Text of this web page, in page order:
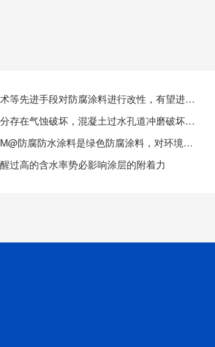
通过纳米技术等先进手段对防腐涂料进行改性，有望进一步提高其性能
池内水下部分存在气蚀破坏，混凝土过水孔道冲磨破坏严重
鲁蒙VRA-LM@防腐防水涂料是绿色防腐涂料，对环境友好
过高的含水率势必影响涂层的附着力